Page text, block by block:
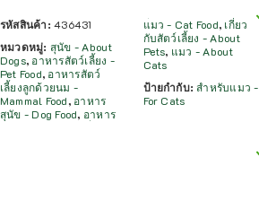
รหัสสินค้า:436431
หมวดหมู่: สุนัข - About
Dogs, อาหารสัตว์เลี้ยง -
Pet Food, อาหารสัตว์
เลี้ยงลูกด้วยนม -
Mammal Food, อาหาร
สุนัข - Dog Food, อาหาร
แมว - Cat Food, เกี่ยว
กับสัตว์เลี้ยง - About
Pets, แมว - About
Cats
ป้ายกำกับ:สำหรับแมว -
For Cats